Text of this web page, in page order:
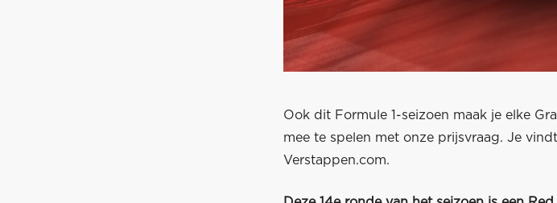
Ook dit Formule 1-seizoen maak je elke
mee te spelen met onze prijsvraag. Je
Verstappen.com.